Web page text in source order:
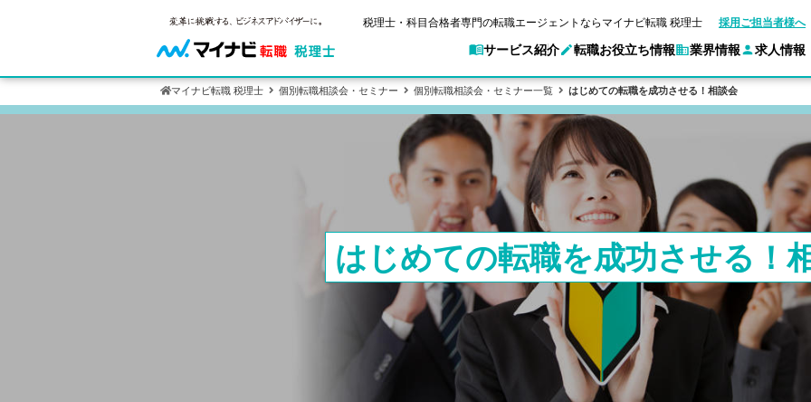
税理士・科目合格者専門の転職エージェントならマイナビ転職 税理士 採用ご担当者様へ
サービス紹介
マイナビ転職 税理士とは？ ご利用ガイド キ
アクセスマップ Web面談サービス 個
転職成功事例 非公開求人とは？ ご
よくあるご質問
転職お役立ち情報
ご状況別転職ガイド
年齢別転職ポイント
はじめての転職の方へ
2回目以降の転職の方へ
女性税理士の転職
科目合格者の転職
未経験分野への転職
転職活動お役
キャリア診断
年収診断
ストレス診断
業界情報
税理士試験情報
受験資格・申し込み手順
試験科目の一覧と概要
税理士試験合格後の流れ
企業情報
ご紹介企業特集
求人情報
保有資格別求人情報
税理士の転職
税理士科目合格の転職
業界別求人情報
実名公開企業一覧
会計事務所・税理士法人への転職
コンサルティングファームへの転職
一般企業・事業会社への転職
マイナビ転職 税理士 個別転職相談会・セミナー 個別転職相談会・セミナー一覧 はじめての転職を成功させる！相談会
はじめての転職を成功させる！